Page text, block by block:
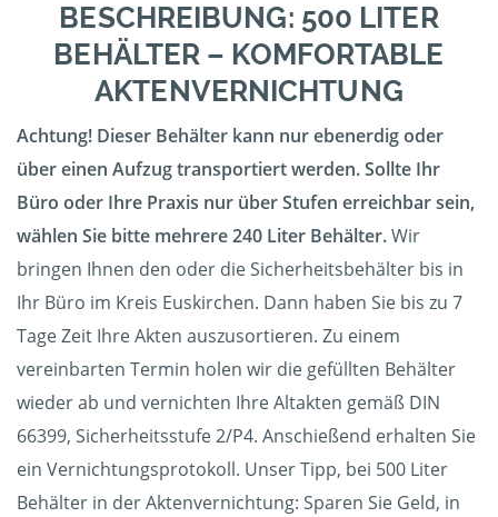
BESCHREIBUNG: 500 LITER
BEHÄLTER – KOMFORTABLE
AKTENVERNICHTUNG
Achtung! Dieser Behälter kann nur ebenerdig oder
über einen Aufzug transportiert werden. Sollte Ihr
Büro oder Ihre Praxis nur über Stufen erreichbar sein,
wählen Sie bitte mehrere 240 Liter Behälter.Wir
bringen Ihnen den oder die Sicherheitsbehälter bis in
Ihr Büro im Kreis Euskirchen. Dann haben Sie bis zu 7
Tage Zeit Ihre Akten auszusortieren. Zu einem
vereinbarten Termin holen wir die gefüllten Behälter
wieder ab und vernichten Ihre Altakten gemäß DIN
66399, Sicherheitsstufe 2/P4. Anschießend erhalten Sie
ein Vernichtungsprotokoll. Unser Tipp, bei 500 Liter
Behälter in der Aktenvernichtung: Sparen Sie Geld, in